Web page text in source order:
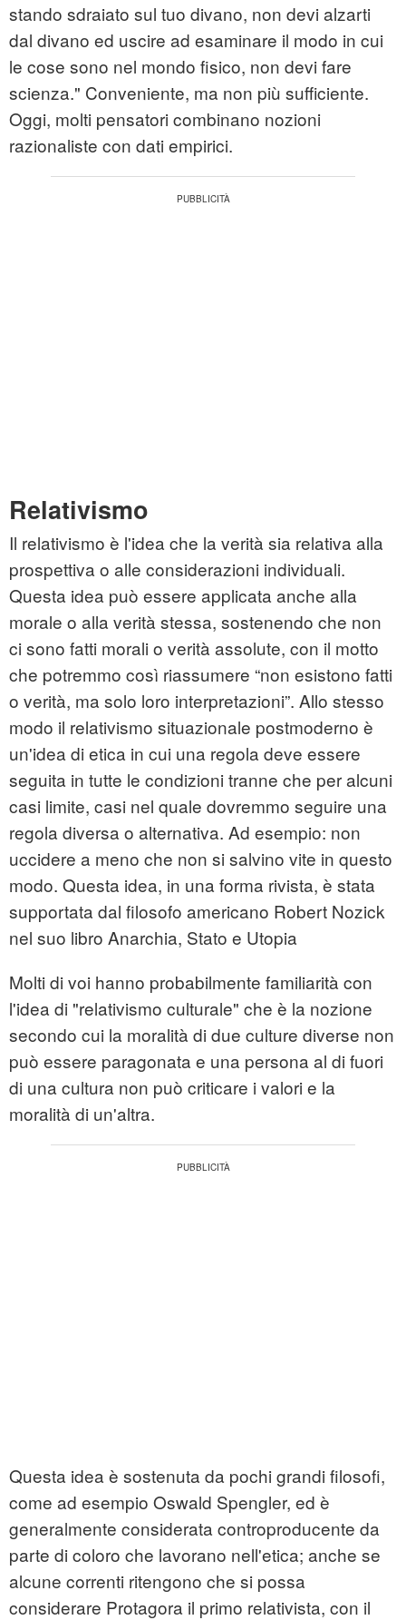
stando sdraiato sul tuo divano, non devi alzarti
dal divano ed uscire ad esaminare il modo in cui
le cose sono nel mondo fisico, non devi fare
scienza." Conveniente, ma non più sufficiente.
Oggi, molti pensatori combinano nozioni
razionaliste con dati empirici.
Relativismo
Il relativismo è l'idea che la verità sia relativa alla
prospettiva o alle considerazioni individuali.
Questa idea può essere applicata anche alla
morale o alla verità stessa, sostenendo che non
ci sono fatti morali o verità assolute, con il motto
che potremmo così riassumere “non esistono fatti
o verità, ma solo loro interpretazioni”. Allo stesso
modo il relativismo situazionale postmoderno è
un'idea di etica in cui una regola deve essere
seguita in tutte le condizioni tranne che per alcuni
casi limite, casi nel quale dovremmo seguire una
regola diversa o alternativa. Ad esempio: non
uccidere a meno che non si salvino vite in questo
modo. Questa idea, in una forma rivista, è stata
supportata dal filosofo americano Robert Nozick
nel suo libro Anarchia, Stato e Utopia
Molti di voi hanno probabilmente familiarità con
l'idea di "relativismo culturale" che è la nozione
secondo cui la moralità di due culture diverse non
può essere paragonata e una persona al di fuori
di una cultura non può criticare i valori e la
moralità di un'altra.
Questa idea è sostenuta da pochi grandi filosofi,
come ad esempio Oswald Spengler, ed è
generalmente considerata controproducente da
parte di coloro che lavorano nell'etica; anche se
alcune correnti ritengono che si possa
considerare Protagora il primo relativista, con il